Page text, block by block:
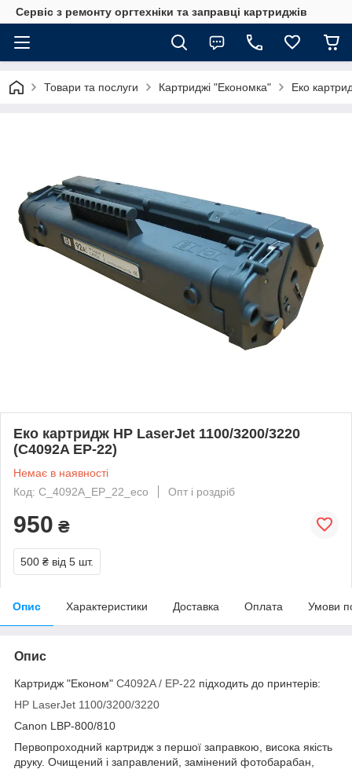
Сервіс з ремонту оргтехніки та заправці картриджів
Товари та послуги Картриджі "Економка" Еко
Еко картридж HP LaserJet 1100/3200/3220
(C4092A EP-22)
Немає в наявності
Код: C_4092A_EP_22_eco
Опт і роздріб
950 ₴
500 ₴ від 5 шт.
Опис Характеристики Доставка Оплата Умови
Опис
Картридж "Економ" C4092A / EP-22 підходить до принтерів:
HP LaserJet 1100/3200/3220
Canon LBP-800/810
Первопроходний картридж з першої заправкою, висока якість
друку. Очищений і заправлений, замінений фотобарабан,